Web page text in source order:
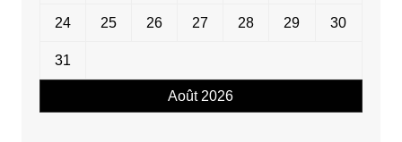
Août 2026
24 25 26 27 28 29 30
31